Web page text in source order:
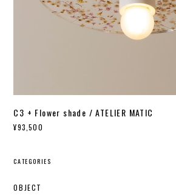
C3 + Flower shade / ATELIER MATIC
¥93,500
CATEGORIES
OBJECT